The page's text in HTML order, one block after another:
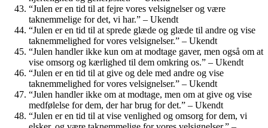
“Julen er en tid til at fejre vores velsignelser og være
taknemmelige for det, vi har.” – Ukendt
“Julen er en tid til at sprede glæde og glæde til andre og vise
taknemmelighed for vores velsignelser.” – Ukendt
“Julen handler ikke kun om at modtage gaver, men også om at
vise omsorg og kærlighed til dem omkring os.” – Ukendt
“Julen er en tid til at give og dele med andre og vise
taknemmelighed for vores velsignelser.” – Ukendt
“Julen handler ikke om at modtage, men om at give og vise
medfølelse for dem, der har brug for det.” – Ukendt
“Julen er en tid til at vise venlighed og omsorg for dem, vi